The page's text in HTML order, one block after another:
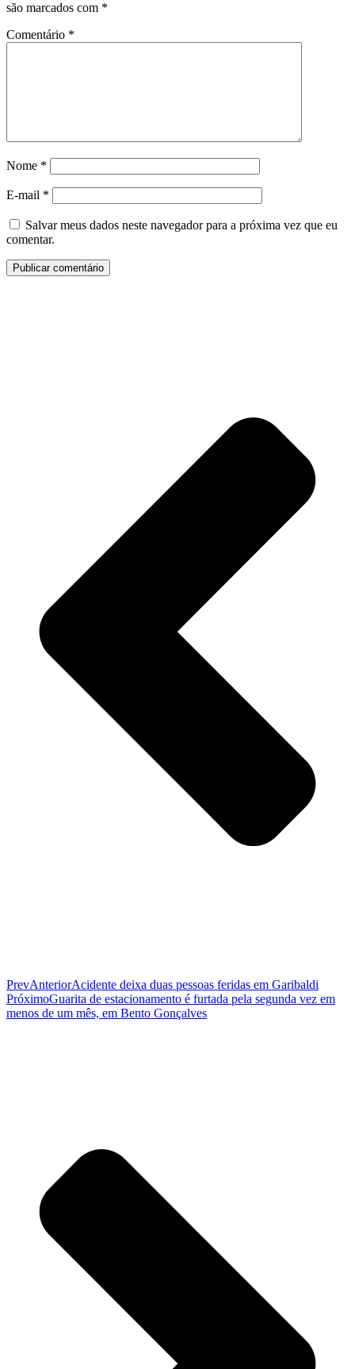
são marcados com *
Comentário *
Nome *
E-mail *
Salvar meus dados neste navegador para a próxima vez que eu
comentar.
PrevAnteriorAcidente deixa duas pessoas feridas em Garibaldi
PróximoGuarita de estacionamento é furtada pela segunda vez em
menos de um mês, em Bento Gonçalves